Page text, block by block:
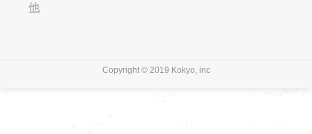
他
Copyright © 2019 Kokyo, inc